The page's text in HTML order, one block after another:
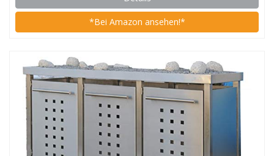
*Bei Amazon ansehen!*